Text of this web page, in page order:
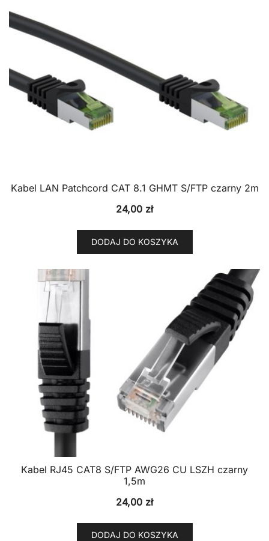
Kabel LAN Patchcord CAT 8.1 GHMT S/FTP czarny 2m
24,00 zł
DODAJ DO KOSZYKA
Kabel RJ45 CAT8 S/FTP AWG26 CU LSZH czarny
1,5m
24,00 zł
DODAJ DO KOSZYKA